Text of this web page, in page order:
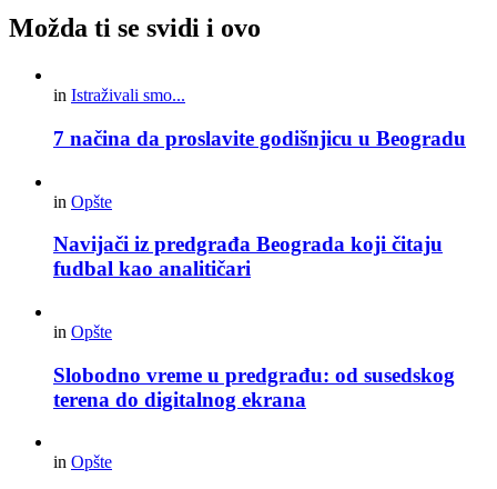
Možda ti se svidi i ovo
in Istraživali smo...
7 načina da proslavite godišnjicu u Beogradu
in Opšte
Navijači iz predgrađa Beograda koji čitaju
fudbal kao analitičari
in Opšte
Slobodno vreme u predgrađu: od susedskog
terena do digitalnog ekrana
in Opšte